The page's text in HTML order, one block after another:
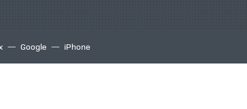
Google iPhone